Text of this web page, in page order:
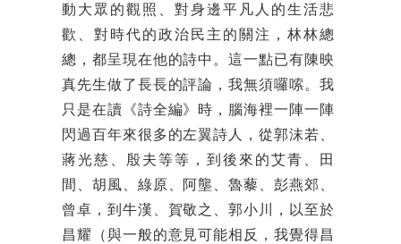
動大眾的觀照、對身邊平凡人的生活悲
歡、對時代的政治民主的關注，林林總
總，都呈現在他的詩中。這一點已有陳映
真先生做了長長的評論，我無須囉嗦。我
只是在讀《詩全編》時，腦海裡一陣一陣
閃過百年來很多的左翼詩人，從郭沫若、
蔣光慈、殷夫等等，到後來的艾青、田
間、胡風、綠原、阿壟、魯藜、彭燕郊、
曾卓，到牛漢、賀敬之、郭小川，以至於
昌耀（與一般的意見可能相反，我覺得昌